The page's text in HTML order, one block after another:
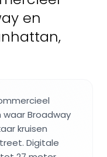
en
Broadway
kruisen
Digitale